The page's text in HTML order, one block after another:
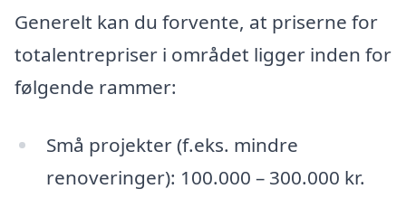
Generelt kan du forvente, at priserne for
totalentrepriser i området ligger inden for
følgende rammer:
Små projekter (f.eks. mindre
renoveringer): 100.000 – 300.000 kr.